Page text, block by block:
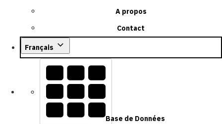
A propos
Contact
Français
Base de Données